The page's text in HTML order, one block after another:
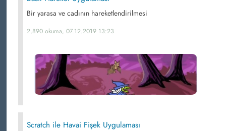
Bir yarasa ve cadının hareketlendirilmesi
2,890 okuma, 07.12.2019 13:23
Scratch ile Havai Fişek Uygulaması